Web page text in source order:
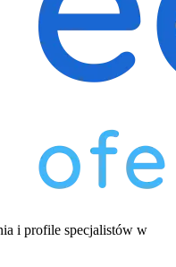
i profile specjalistów w